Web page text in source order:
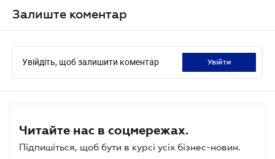
Залиште коментар
Увійдіть, щоб залишити коментар увійти
Читайте нас в соцмережах.
Підпишіться, щоб бути в курсі усіх бізнес-новин.